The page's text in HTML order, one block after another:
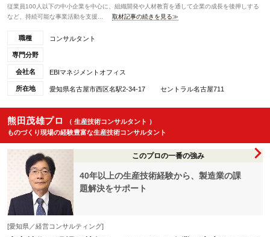
従業員100人以下の中小企業を中心に、組織開発や人材教育を通して企業の成長を後押しする
など、持続可能な事業活動を支援...
取材記事の続きを見る≫
職種 コンサルタント
専門分野
会社名 EBIマネジメントオフィス
所在地 愛知県名古屋市西区名駅2-34-17 セントラル名古屋711
熊田茂雄プロ
（ 生産技術コンサルタント ）
ものづくり現場の経験豊富な生産技術コンサルタント
このプロの一番の強み
40年以上の生産技術経験から、製造業の課
題解決をサポート
[愛知県／経営コンサルティング]